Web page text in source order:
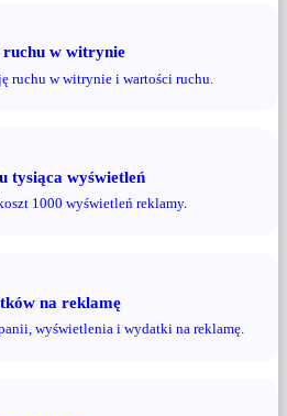
w witrynie
ruchu w witrynie i wartości ruchu.
tysiąca wyświetleń
1000 wyświetleń reklamy.
na reklamę
wyświetlenia i wydatki na reklamę.